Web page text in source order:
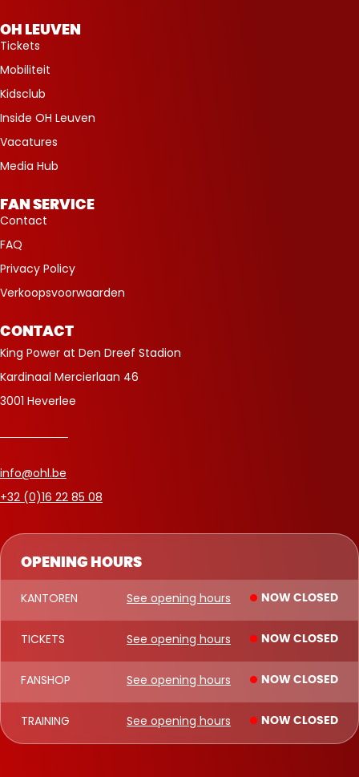
OPENING HOURS
KANTOREN See opening hours NOW CLOSED
TICKETS See opening hours NOW CLOSED
FANSHOP See opening hours NOW CLOSED
TRAINING See opening hours NOW CLOSED
OH LEUVEN
Tickets
Mobiliteit
Kidsclub
Inside OH Leuven
Vacatures
Media Hub
FAN SERVICE
Contact
FAQ
Privacy Policy
Verkoopsvoorwaarden
CONTACT
King Power at Den Dreef Stadion
Kardinaal Mercierlaan 46
3001 Heverlee
info@ohl.be
+32 (0)16 22 85 08